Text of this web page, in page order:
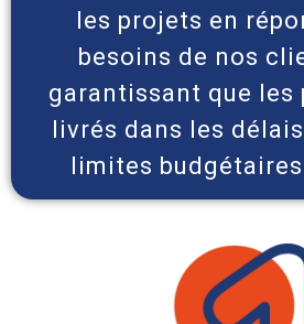
les projets en
besoins de nos
garantissant que les
livrés dans les
limites